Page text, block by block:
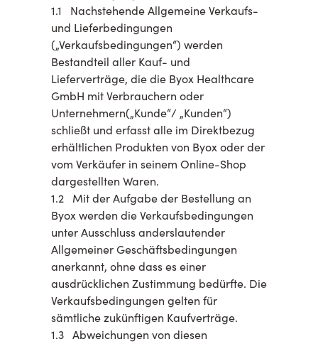
1.1 Nachstehende Allgemeine Verkaufs-
und Lieferbedingungen
(„Verkaufsbedingungen“) werden
Bestandteil aller Kauf- und
Lieferverträge, die die Byox Healthcare
GmbH mit Verbrauchern oder
Unternehmern(„Kunde“/ „Kunden“)
schließt und erfasst alle im Direktbezug
erhältlichen Produkten von Byox oder der
vom Verkäufer in seinem Online-Shop
dargestellten Waren.
1.2 Mit der Aufgabe der Bestellung an
Byox werden die Verkaufsbedingungen
unter Ausschluss anderslautender
Allgemeiner Geschäftsbedingungen
anerkannt, ohne dass es einer
ausdrücklichen Zustimmung bedürfte. Die
Verkaufsbedingungen gelten für
sämtliche zukünftigen Kaufverträge.
1.3 Abweichungen von diesen